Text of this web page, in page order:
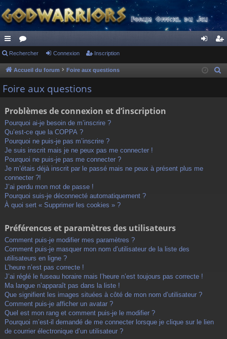
ac
co
ur
s
or
u ne cri
Rechercher Connexion Inscription
Accueil du forum Foire aux questions
Foire aux questions
Problèmes de connexion et d’inscription
Pourquoi ai-je besoin de m’inscrire ?
Qu’est-ce que la COPPA ?
Pourquoi ne puis-je pas m’inscrire ?
Je suis inscrit mais je ne peux pas me connecter !
Pourquoi ne puis-je pas me connecter ?
Je m’étais déjà inscrit par le passé mais ne peux à présent plus me
connecter ?!
J’ai perdu mon mot de passe !
Pourquoi suis-je déconnecté automatiquement ?
À quoi sert « Supprimer les cookies » ?
Préférences et paramètres des utilisateurs
Comment puis-je modifier mes paramètres ?
Comment puis-je masquer mon nom d’utilisateur de la liste des
utilisateurs en ligne ?
L’heure n’est pas correcte !
J’ai réglé le fuseau horaire mais l’heure n’est toujours pas correcte !
Ma langue n’apparaît pas dans la liste !
Que signifient les images situées à côté de mon nom d’utilisateur ?
Comment puis-je afficher un avatar ?
Quel est mon rang et comment puis-je le modifier ?
Pourquoi m’est-il demandé de me connecter lorsque je clique sur le lien
de courrier électronique d’un utilisateur ?